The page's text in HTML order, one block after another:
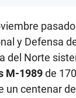
y Defensa
del Norte
M-1989de
un centenar de